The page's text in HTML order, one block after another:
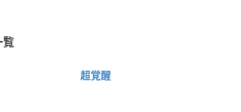
覧
超覚醒